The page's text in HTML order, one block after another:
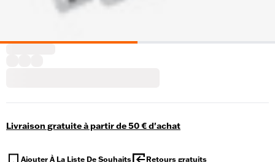
Livraison gratuite à partir de 50 € d'achat
Ajouter À La Liste De Souhaits Retours gratuits